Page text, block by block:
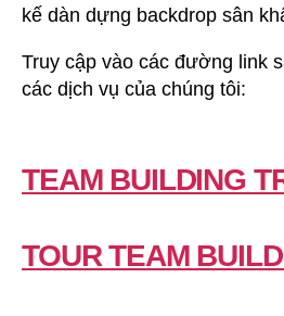
kế dàn dựng backdrop sân
Truy cập vào các đường link
các dịch vụ của chúng tôi:
TEAM BUILDING
TOUR TEAM